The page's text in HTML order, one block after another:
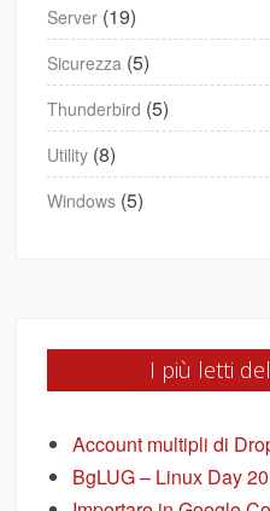
Server (19)
Sicurezza (5)
Thunderbird (5)
Utility (8)
Windows (5)
I più letti
Account multipli di
BgLUG – Linux Day